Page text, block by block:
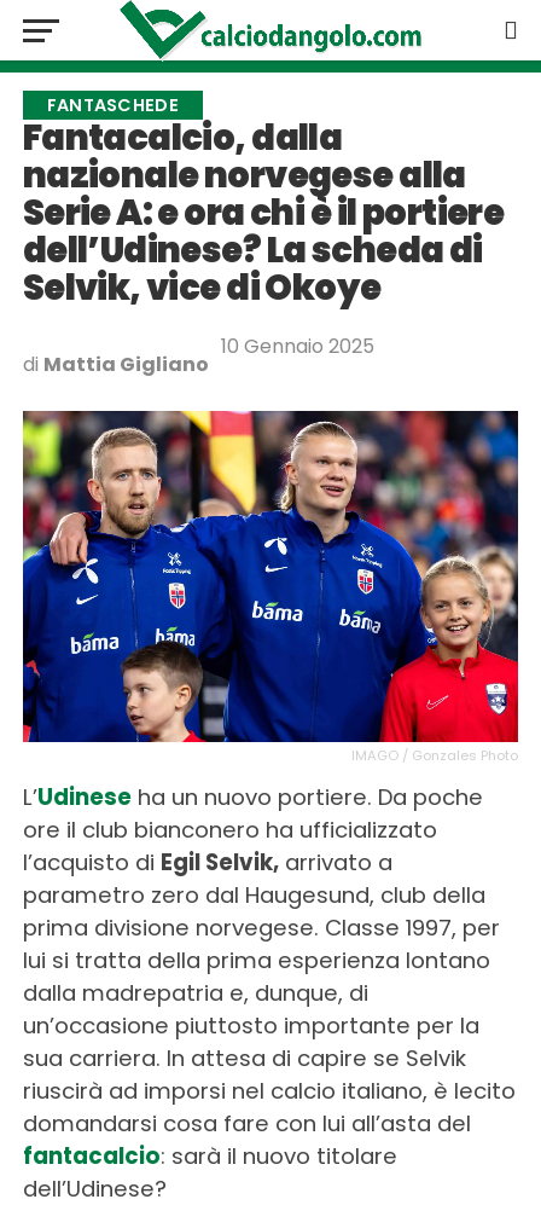
FANTASCHEDE
Fantacalcio, dalla
nazionale norvegese alla
Serie A: e ora chi è il portiere
dell’Udinese? La scheda di
Selvik, vice di Okoye
di Mattia Gigliano
10 Gennaio 2025
IMAGO / Gonzales Photo
L’Udineseha un nuovo portiere. Da poche
ore il club bianconero ha ufficializzato
l’acquisto di Egil Selvik,arrivato a
parametro zero dal Haugesund, club della
prima divisione norvegese. Classe 1997, per
lui si tratta della prima esperienza lontano
dalla madrepatria e, dunque, di
un’occasione piuttosto importante per la
sua carriera. In attesa di capire se Selvik
riuscirà ad imporsi nel calcio italiano, è lecito
domandarsi cosa fare con lui all’asta del
fantacalcio: sarà il nuovo titolare
dell’Udinese?